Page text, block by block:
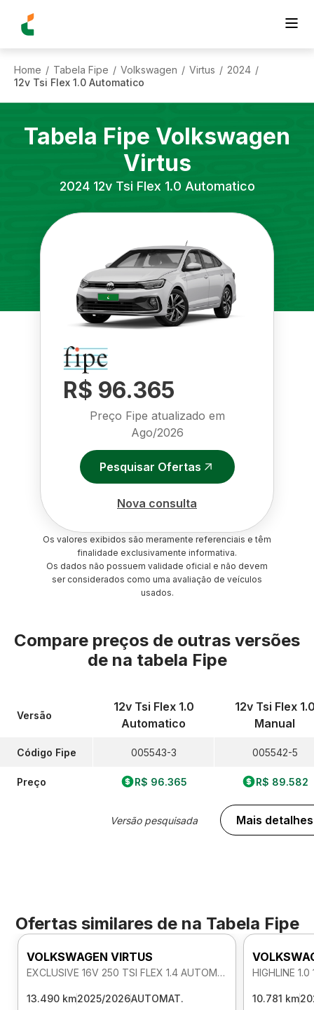
Home / Tabela Fipe / Volkswagen / Virtus / 2024 /
12v Tsi Flex 1.0 Automatico
Tabela Fipe Volkswagen
Virtus
2024 12v Tsi Flex 1.0 Automatico
R$ 96.365
Preço Fipe atualizado em
Ago/2026
Pesquisar Ofertas
Nova consulta
Os valores exibidos são meramente referenciais e têm
finalidade exclusivamente informativa.
Os dados não possuem validade oficial e não devem
ser considerados como uma avaliação de veículos
usados.
Compare preços de outras versões
de na tabela Fipe
Versão
Código Fipe
Preço
12v Tsi Flex 1.0
Automatico
005543-3
R$ 96.365
Versão pesquisada
12v Tsi Flex
Manual
005542-5
R$ 89.582
Mais detalhes
Ofertas similares de na Tabela Fipe
VOLKSWAGEN VIRTUS
EXCLUSIVE 16V 250 TSI FLEX 1.4 AUTOMATICO
13.490 km2025/2026AUTOMAT. 10.781 km